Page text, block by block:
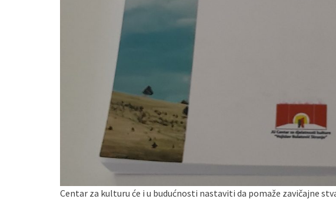
Centar za kulturu će i u budućnosti nastaviti da pomaže zavičajne